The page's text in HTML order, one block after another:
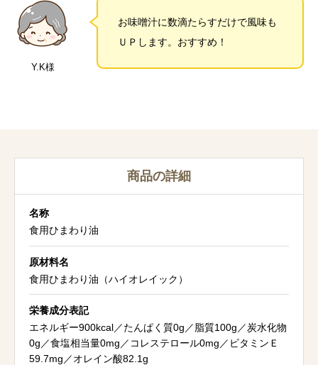
Y.K様
お味噌汁に数滴たらすだけで風味も
ＵＰします。おすすめ！
商品の詳細
名称
食用ひまわり油
原材料名
食用ひまわり油（ハイオレイック）
栄養成分表記
エネルギー900kcal／たんぱく質0g／脂質100g／炭水化物
0g／食塩相当量0mg／コレステロール0mg／ビタミンＥ
59.7mg／オレイン酸82.1g